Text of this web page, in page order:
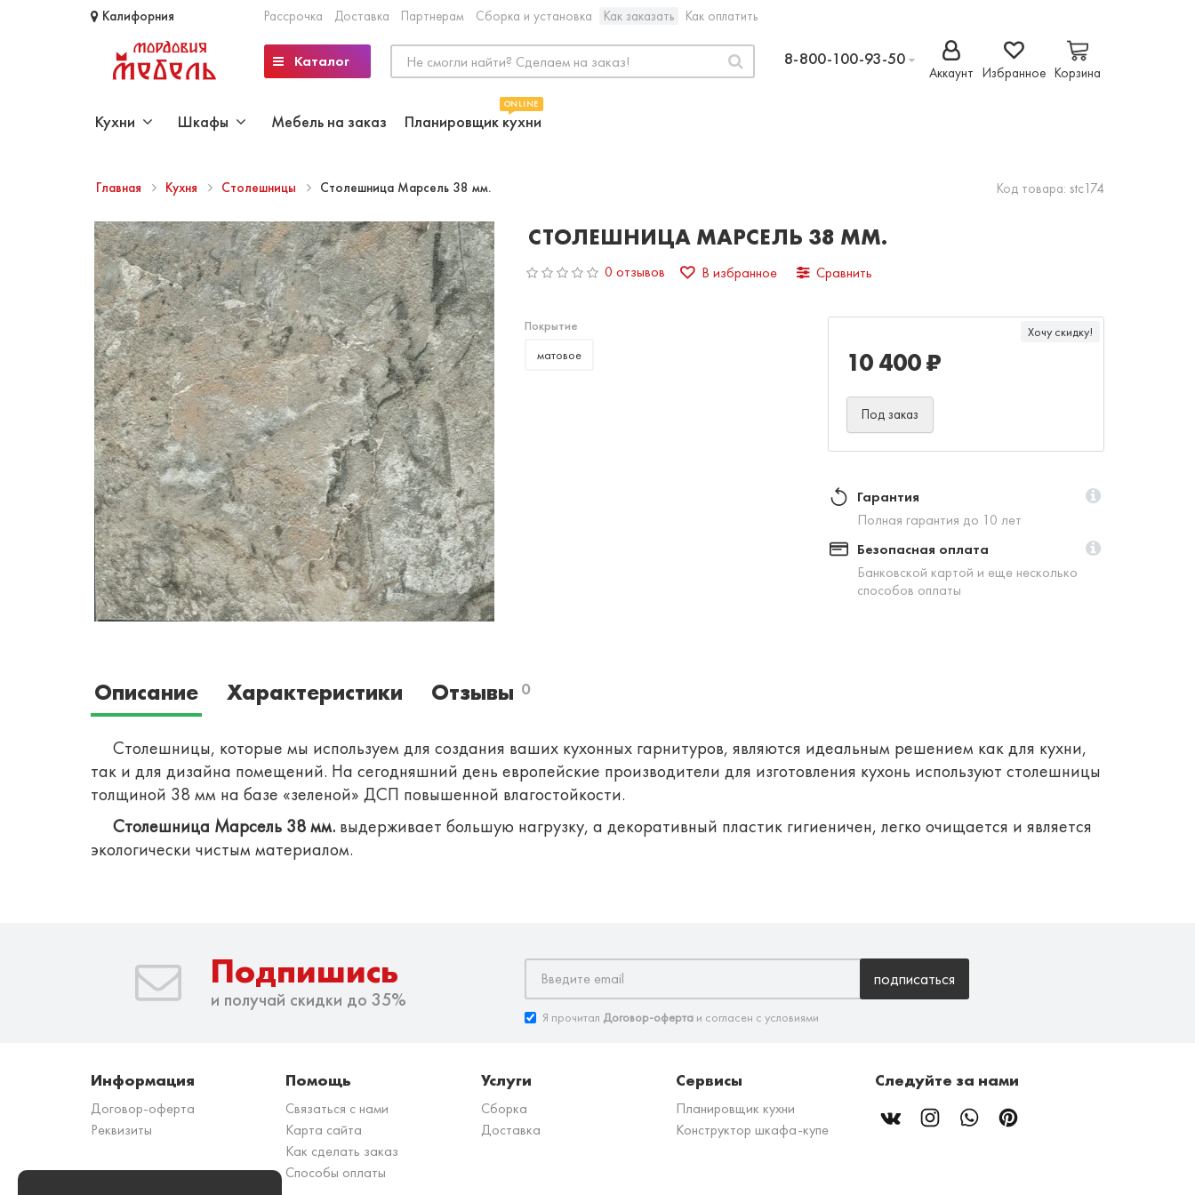
Калифорния Рассрочка Доставка Партнерам Сборка и установка Как заказать Как оплатить
Каталог 8-800-100-93-50
Аккаунт Избранное Корзина
Кухни Шкафы Мебель на заказ
ONLINE
Планировщик кухни
Главная Кухня Столешницы Столешница Марсель 38 мм. Код товара: stc174
СТОЛЕШНИЦА МАРСЕЛЬ 38 ММ.
0 отзывов В избранное Сравнить
Покрытие
матовое
Хочу скидку!
10 400 ₽
Под заказ
Гарантия
Полная гарантия до 10 лет
Безопасная оплата
Банковской картой и еще несколько
способов оплаты
Описание Характеристики Отзывы 0
Столешницы, которые мы используем для создания ваших кухонных гарнитуров, являются идеальным решением как для кухни,
так и для дизайна помещений. На сегодняшний день европейские производители для изготовления кухонь используют столешницы
толщиной 38 мм на базе «зеленой» ДСП повышенной влагостойкости.
Столешница Марсель 38 мм. выдерживает большую нагрузку, а декоративный пластик гигиеничен, легко очищается и является
экологически чистым материалом.
Подпишись
и получай скидки до 35%
подписаться
Я прочитал Договор-офертаи согласен с условиями
Информация
Договор-оферта
Реквизиты
Помощь
Связаться с нами
Карта сайта
Как сделать заказ
Способы оплаты
Услуги
Сборка
Доставка
Сервисы
Планировщик кухни
Конструктор шкафа-купе
Следуйте за нами